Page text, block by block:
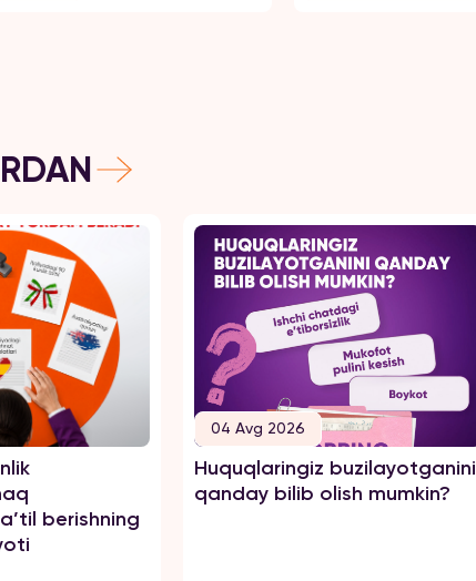
berishning
04 Avg 2026
Huquqlaringiz buzilayotganini
qanday bilib olish mumkin?